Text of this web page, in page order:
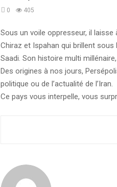
0 405
Sous un voile oppresseur, il laisse
Chiraz et Ispahan qui brillent
Saadi. Son histoire multi
Des origines à nos jours,
politique ou de l’actualité de l’Iran.
Ce pays vous interpelle, vous